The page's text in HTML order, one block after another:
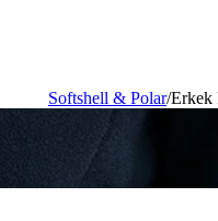
Softshell & Polar/Erkek